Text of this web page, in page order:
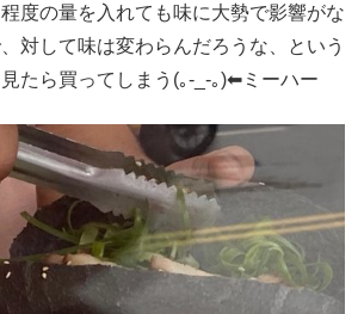
度の量を入れても味に大勢で影響がな
対して味は変わらんだろうな、という
たら買ってしまう(｡-_-｡)⬅︎ミーハー